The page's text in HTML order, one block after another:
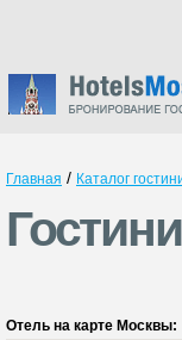
Главная / Каталог
Отель на карте Москвы: